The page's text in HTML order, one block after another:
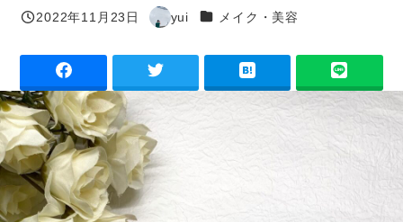
投稿日
2022年11月23日
著
yui カテゴリー
メイク・美容